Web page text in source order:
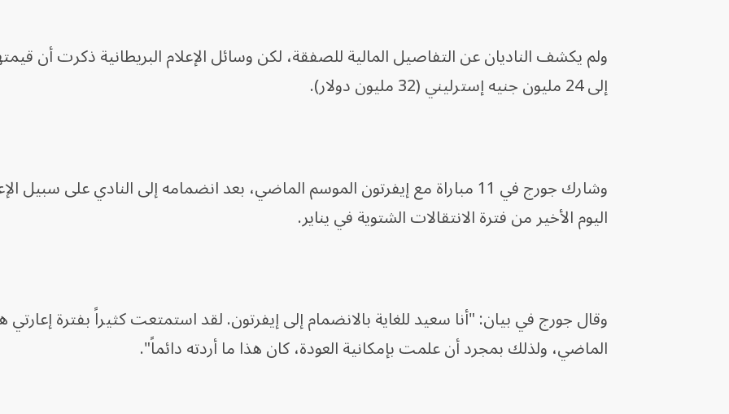
ولم يكشف الناديان عن التفاصيل المالية للصفقة، لكن وسائل الإعلام البريطانية ذكرت أن
إلى 24 مليون جنيه إسترليني (32 مليون دولار).
وشارك جورج في 11 مباراة مع إيفرتون الموسم الماضي، بعد انضمامه إلى النادي على سبيل
اليوم الأخير من فترة الانتقالات الشتوية في يناير.
وقال جورج في بيان: "أنا سعيد للغاية بالانضمام إلى إيفرتون. لقد استمتعت كثيراً بفترة إعارتي
الماضي، ولذلك بمجرد أن علمت بإمكانية العودة، كان هذا ما أردته دائماً".